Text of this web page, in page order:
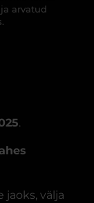
arvatud
.
välja